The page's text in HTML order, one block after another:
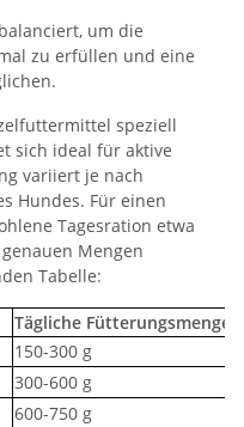
um die
zu erfüllen und eine
speziell
sich ideal für aktive
variiert je nach
Hundes. Für einen
Tagesration etwa
Mengen
Tabelle:
Tägliche Fütterungsmenge
150-300 g
300-600 g
600-750 g